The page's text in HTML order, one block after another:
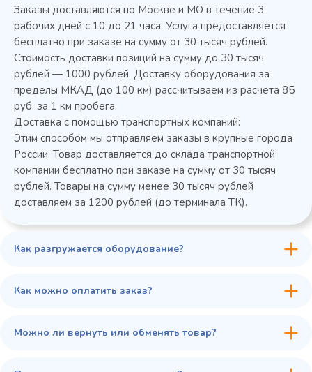
Колода разрубочная КР-5/5
45 900 ₽
Заказы доставляются по Москве и МО в течение 3
рабочих дней с 10 до 21 часа. Услуга предоставляется
бесплатно при заказе на сумму от 30 тысяч рублей.
Стоимость доставки позиций на сумму до 30 тысяч
рублей — 1000 рублей. Доставку оборудования за
пределы МКАД (до 100 км) рассчитываем из расчета 85
руб. за 1 км пробега.
Доставка с помощью транспортных компаний:
Этим способом мы отправляем заказы в крупные города
России. Товар доставляется до склада транспортной
компании бесплатно при заказе на сумму от 30 тысяч
рублей. Товары на сумму менее 30 тысяч рублей
доставляем за 1200 рублей (до терминала ТК).
Как разгружается оборудование?
Как можно оплатить заказ?
Можно ли вернуть или обменять товар?